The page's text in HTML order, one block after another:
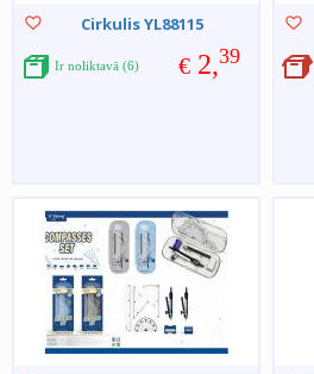
Cirkulis YL88115
€ 2,39
Ir noliktavā (6)